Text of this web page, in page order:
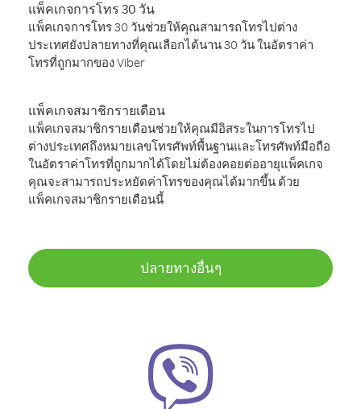
แพ็คเกจการโทร 30 วัน
แพ็คเกจการโทร 30 วันช่วยให้คุณสามารถโทรไปต่าง
ประเทศยังปลายทางที่คุณเลือกได้นาน 30 วัน ในอัตราค่า
โทรที่ถูกมากของ Viber
แพ็คเกจสมาชิกรายเดือน
แพ็คเกจสมาชิกรายเดือนช่วยให้คุณมีอิสระในการโทรไป
ต่างประเทศถึงหมายเลขโทรศัพท์พื้นฐานและโทรศัพท์มือถือ
ในอัตราค่าโทรที่ถูกมากได้โดยไม่ต้องคอยต่ออายุแพ็คเกจ
คุณจะสามารถประหยัดค่าโทรของคุณได้มากขึ้น ด้วย
แพ็คเกจสมาชิกรายเดือนนี้
ปลายทางอื่นๆ